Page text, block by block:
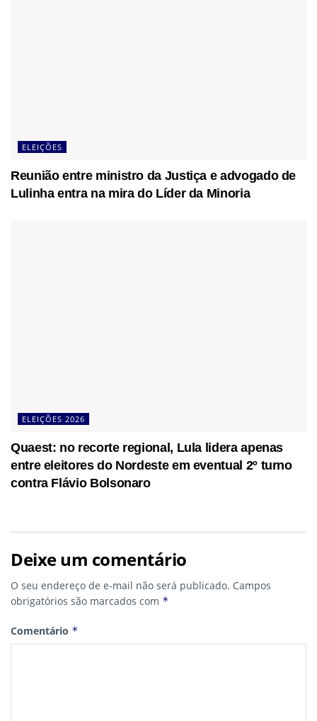
ELEIÇÕES
Reunião entre ministro da Justiça e advogado de
Lulinha entra na mira do Líder da Minoria
ELEIÇÕES 2026
Quaest: no recorte regional, Lula lidera apenas
entre eleitores do Nordeste em eventual 2º turno
contra Flávio Bolsonaro
Deixe um comentário
O seu endereço de e-mail não será publicado. Campos
obrigatórios são marcados com *
Comentário *